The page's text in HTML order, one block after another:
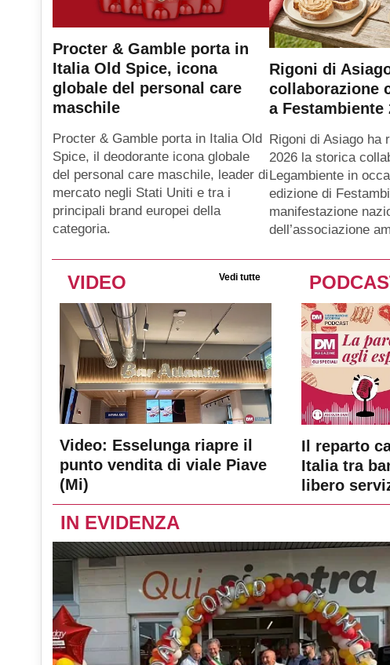
Procter & Gamble porta in
Italia Old Spice, icona
globale del personal care
maschile
Procter & Gamble porta in Italia Old
Spice, il deodorante icona globale
del personal care maschile, leader di
mercato negli Stati Uniti e tra i
principali brand europei della
categoria.
Rigoni di
collaborazione
a Festambiente
Rigoni di Asiago ha
2026 la storica
Legambiente in
edizione di
manifestazione
dell’associazione
VIDEO Vedi tutte
Video: Esselunga riapre il
punto vendita di viale Piave
(Mi)
Il reparto
Italia tra
libero
IN EVIDENZA